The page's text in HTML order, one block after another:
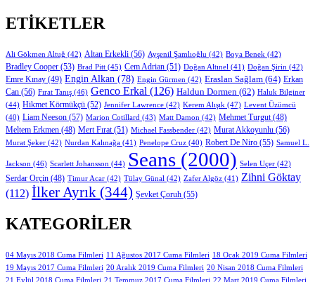
ETIKETLER
Ali Gökmen Altuğ (42) Altan Erkekli (56) Ayşenil Şamlıoğlu (42) Boya Benek (42)
Bradley Cooper (53) Brad Pitt (45) Cem Adrian (51) Doğan Altınel (41) Doğan Şirin (42)
Emre Kınay (49) Engin Alkan (78) Engin Gürmen (42) Eraslan Sağlam (64) Erkan
Can (56) Fırat Tanış (46) Genco Erkal (126) Haldun Dormen (62) Haluk Bilginer
(44) Hikmet Körmükçü (52) Jennifer Lawrence (42) Kerem Alışık (47) Levent Üzümcü
(40) Liam Neeson (57) Marion Cotillard (43) Matt Damon (42) Mehmet Turgut (48)
Meltem Erkmen (48) Mert Fırat (51) Michael Fassbender (42) Murat Akkoyunlu (56)
Murat Şeker (42) Nurdan Kalınağa (41) Penelope Cruz (40) Robert De Niro (55) Samuel L.
Jackson (46) Scarlett Johansson (44) Seans (2000) Selen Uçer (42)
Serdar Orçin (48) Timur Acar (42) Tülay Günal (42) Zafer Algöz (41) Zihni Göktay
(112) İlker Ayrık (344) Şevket Çoruh (55)
KATEGORILER
04 Mayıs 2018 Cuma Filmleri 11 Ağustos 2017 Cuma Filmleri 18 Ocak 2019 Cuma Filmleri
19 Mayıs 2017 Cuma Filmleri 20 Aralık 2019 Cuma Filmleri 20 Nisan 2018 Cuma Filmleri